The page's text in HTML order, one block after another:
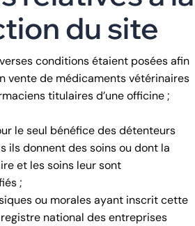
du site
conditions étaient posées afin
vente de médicaments vétérinaires
titulaires d’une officine ;
le seul bénéfice des détenteurs
ils donnent des soins ou dont la
et les soins leur sont
;
ou morales ayant inscrit cette
national des entreprises